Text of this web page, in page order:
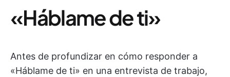
«Háblame de ti»
Antes de profundizar en cómo responder a
«Háblame de ti» en una entrevista de trabajo,